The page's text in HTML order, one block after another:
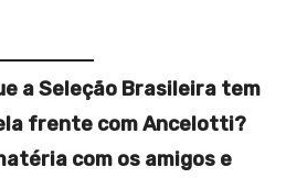
a Seleção Brasileira tem
frente com Ancelotti?
com os amigos e